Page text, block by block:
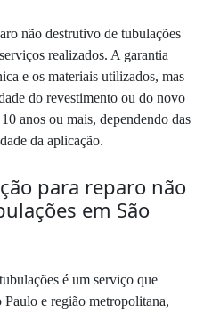
não destrutivo de tubulações
realizados. A garantia
e os materiais utilizados, mas
do revestimento ou do novo
anos ou mais, dependendo das
da aplicação.
para reparo não
em São
é um serviço que
Paulo e região metropolitana,